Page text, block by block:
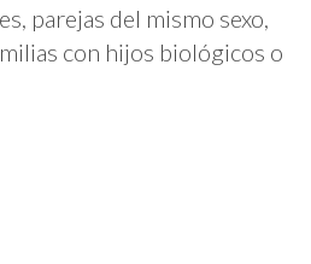
parejas del mismo sexo,
con hijos biológicos o